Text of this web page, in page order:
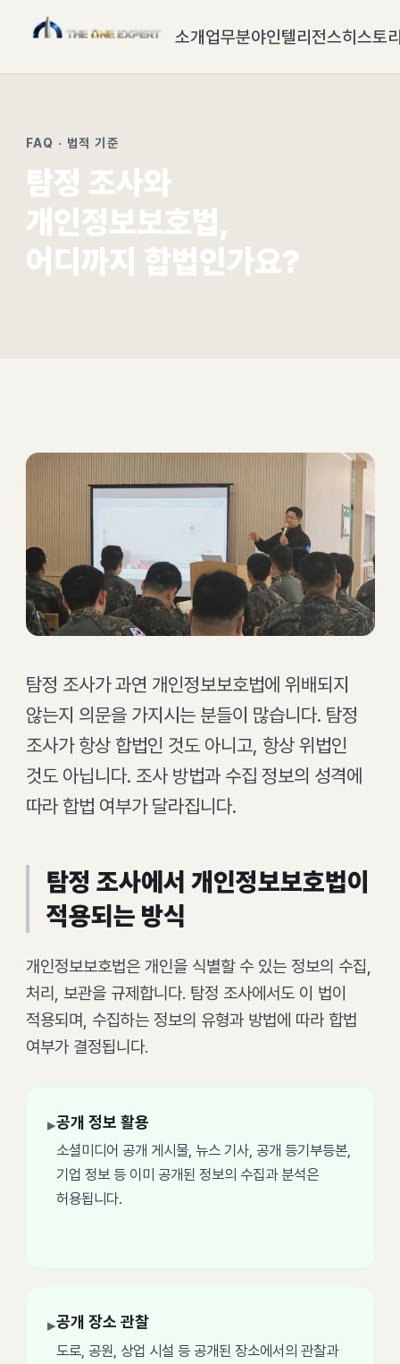
소개업무분야인텔리전스히스토
FAQ · 법적 기준
탐정 조사와
개인정보보호법,
어디까지 합법인가요?
탐정 조사가 과연 개인정보보호법에 위배되지
않는지 의문을 가지시는 분들이 많습니다. 탐정
조사가 항상 합법인 것도 아니고, 항상 위법인
것도 아닙니다. 조사 방법과 수집 정보의 성격에
따라 합법 여부가 달라집니다.
탐정 조사에서 개인정보보호법이
적용되는 방식
개인정보보호법은 개인을 식별할 수 있는 정보의 수집,
처리, 보관을 규제합니다. 탐정 조사에서도 이 법이
적용되며, 수집하는 정보의 유형과 방법에 따라 합법
여부가 결정됩니다.
▸공개 정보 활용
소셜미디어 공개 게시물, 뉴스 기사, 공개 등기부등본,
기업 정보 등 이미 공개된 정보의 수집과 분석은
허용됩니다.
▸공개 장소 관찰
도로, 공원, 상업 시설 등 공개된 장소에서의 관찰과